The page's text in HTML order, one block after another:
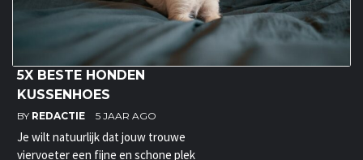
5X BESTE HONDEN
KUSSENHOES
BY REDACTIE 5 JAAR AGO
Je wilt natuurlijk dat jouw trouwe
viervoeter een fijne en schone plek